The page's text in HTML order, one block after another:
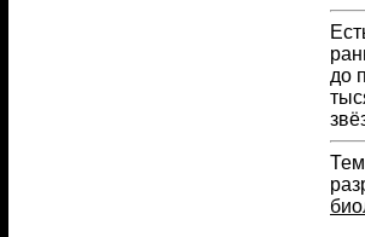
до